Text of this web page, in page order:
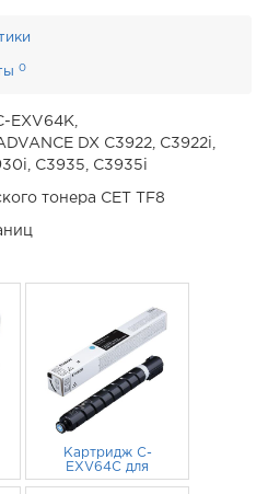
0
EXV64K,
DX C3922, C3922i,
C3935, C3935i
тонера CET TF8
Картридж C-
EXV64C для
CANON iR